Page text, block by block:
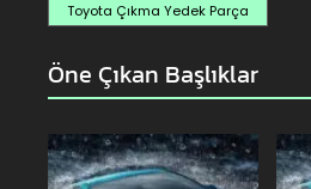
Toyota Çıkma Yedek Parça
Öne Çıkan Başlıklar